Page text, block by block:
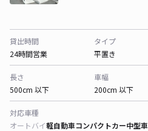
貸出時間
24時間営業
タイプ
平置き
長さ
500cm 以下
車幅
200cm 以下
対応車種
オートバイ軽自動車コンパクトカー中型車